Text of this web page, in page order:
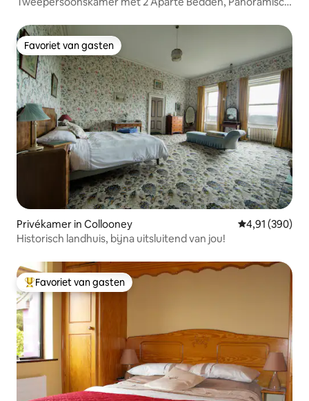
Favoriet van gasten
Favoriet van gasten
Privékamer in Collooney Gemiddelde
4,91 (390)
Historisch landhuis, bijna uitsluitend van jou!
Topfavoriet van gasten
Favoriet van gasten